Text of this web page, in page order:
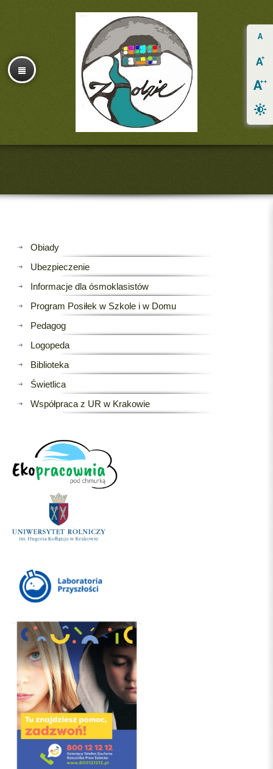
Obiady
Ubezpieczenie
Informacje dla ósmoklasistów
Program Posiłek w Szkole i w Domu
Pedagog
Logopeda
Biblioteka
Świetlica
Współpraca z UR w Krakowie